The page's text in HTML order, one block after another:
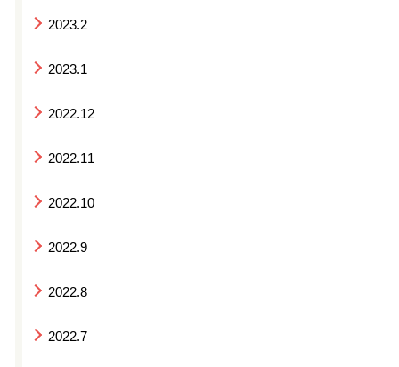
2023.2
2023.1
2022.12
2022.11
2022.10
2022.9
2022.8
2022.7